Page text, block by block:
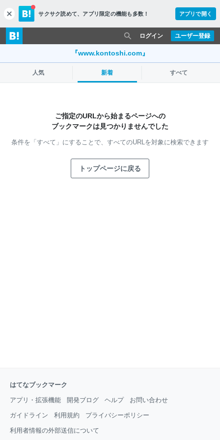
c
l
o
s
サクサク読めて、 アプリ限定の機能も多数！ アプリで開く
ユーザー登録
ログイン
『www.kontoshi.com』
人気 新着 すべて
ご指定のURLから始まるページへの
ブックマークは見つかりませんでした
条件を「すべて」にすることで、 すべてのURLを対象に検索できます
トップページに戻る
はてなブックマーク
アプリ・拡張機能 開発ブログ ヘルプ お問い合わせ
ガイドライン 利用規約 プライバシーポリシー
利用者情報の外部送信について